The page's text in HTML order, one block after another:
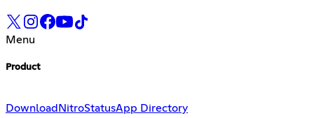
Menu
Product
Download NitroStatusApp Directory